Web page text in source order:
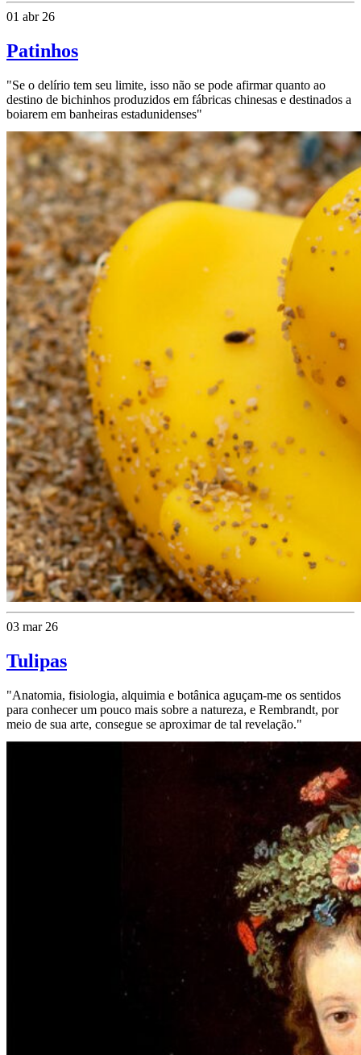
01 abr 26
Patinhos
"Se o delírio tem seu limite, isso não se pode afirmar quanto ao
destino de bichinhos produzidos em fábricas chinesas e destinados a
boiarem em banheiras estadunidenses"
03 mar 26
Tulipas
"Anatomia, fisiologia, alquimia e botânica aguçam-me os sentidos
para conhecer um pouco mais sobre a natureza, e Rembrandt, por
meio de sua arte, consegue se aproximar de tal revelação."